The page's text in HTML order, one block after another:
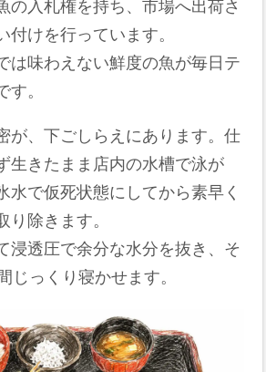
の入札権を持ち、市場へ出荷さ
付けを行っています。
は味わえない鮮度の魚が毎日テ
す。
が、下ごしらえにあります。仕
生きたまま店内の水槽で泳が
水で仮死状態にしてから素早く
り除きます。
浸透圧で余分な水分を抜き、そ
じっくり寝かせます。